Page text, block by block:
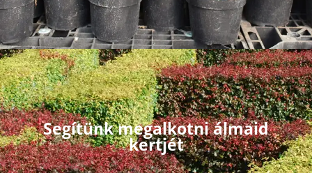
Segítünk megalkotni álmaid
kertjét